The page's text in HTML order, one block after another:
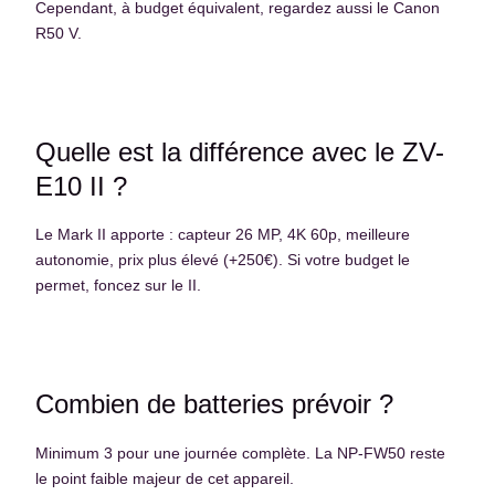
Cependant, à budget équivalent, regardez aussi le Canon
R50 V.
Quelle est la différence avec le ZV-
E10 II ?
Le Mark II apporte : capteur 26 MP, 4K 60p, meilleure
autonomie, prix plus élevé (+250€). Si votre budget le
permet, foncez sur le II.
Combien de batteries prévoir ?
Minimum 3 pour une journée complète. La NP-FW50 reste
le point faible majeur de cet appareil.